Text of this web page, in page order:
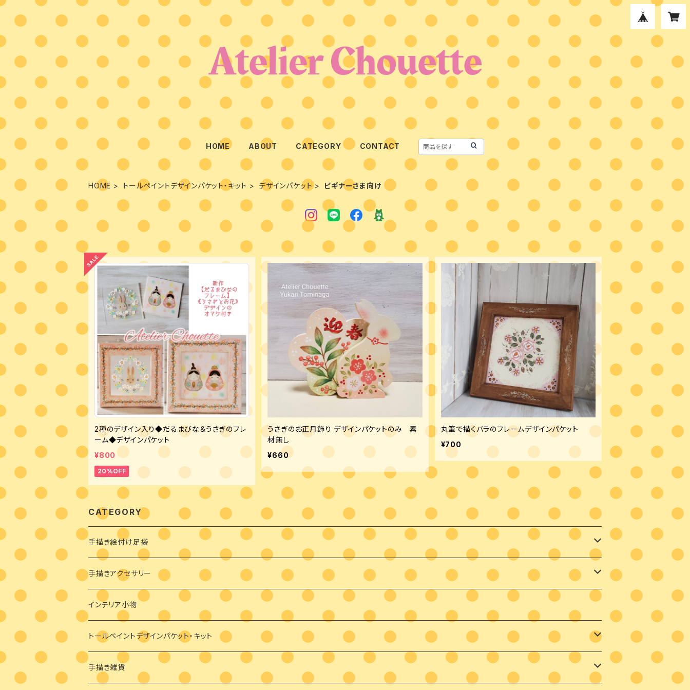
HOME ABOUT CATEGORY CONTACT
HOME トールペイントデザインパケット・キット デザインパケット ビギナーさま向け
2種のデザイン入り◆だるまびな＆うさぎのフレ
ーム◆デザインパケット
¥800
20%OFF
うさぎのお正月飾り デザインパケットのみ 素
材無し
¥660
丸筆で描くバラのフレームデザインパケット
¥700
CATEGORY
手描き絵付け足袋
絵付け済み足袋
オーダーメイド絵付け足袋
手描きアクセサリー
ブローチ
バッグチャーム
耳飾り
インテリア小物
トールペイントデザインパケット・キット
素材付きキット
手描き雑貨